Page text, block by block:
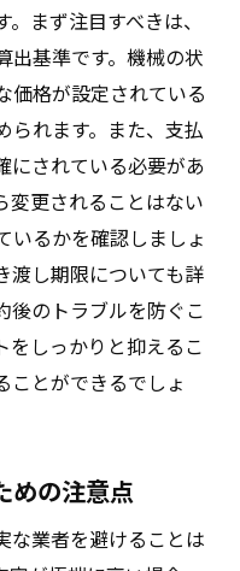
まず注目すべきは、
出基準です。機械の状
価格が設定されている
られます。また、支払
にされている必要があ
変更されることはない
いるかを確認しましょ
渡し期限についても詳
後のトラブルを防ぐこ
をしっかりと抑えるこ
ことができるでしょ
めの注意点
な業者を避けることは